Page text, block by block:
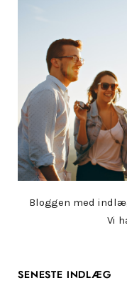
Bloggen med
Vi
SENESTE INDLÆG